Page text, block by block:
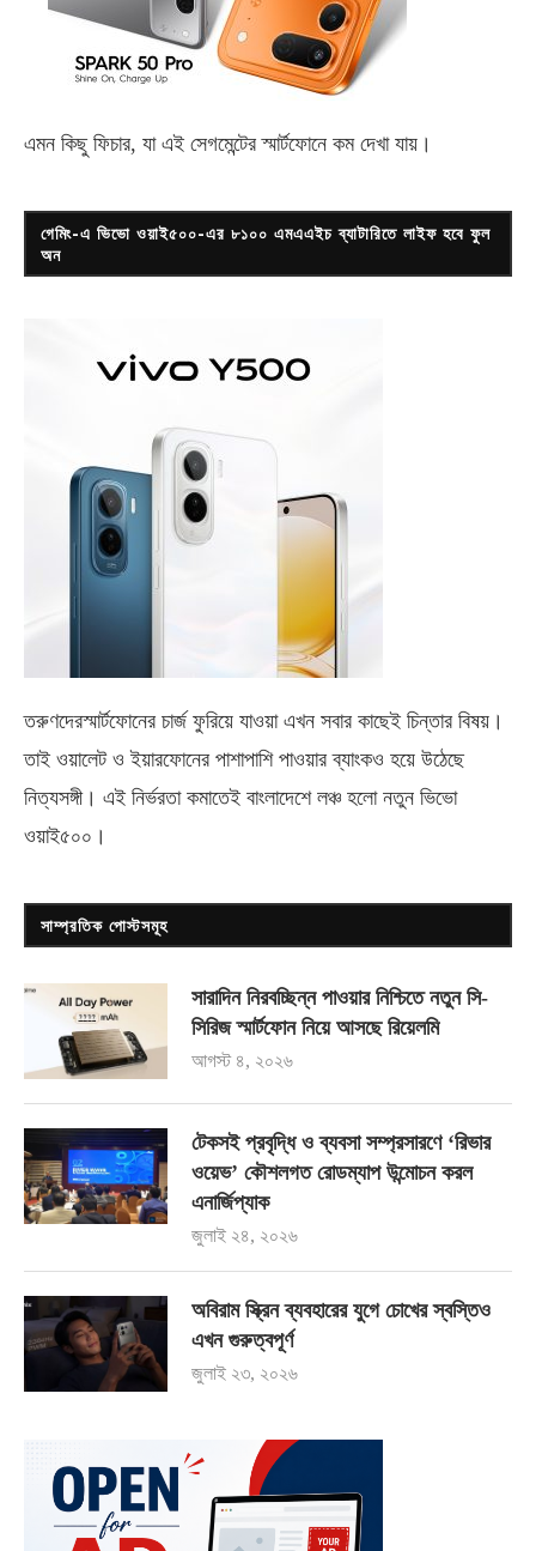
এমন কিছু ফিচার, যা এই সেগমেন্টের স্মার্টফোনে কম দেখা যায়।
গেমিং-এ ভিভো ওয়াই৫০০-এর ৮১০০ এমএএইচ ব্যাটারিতে লাইফ হবে ফুল
অন
তরুণদেরস্মার্টফোনের চার্জ ফুরিয়ে যাওয়া এখন সবার কাছেই চিন্তার বিষয়।
তাই ওয়ালেট ও ইয়ারফোনের পাশাপাশি পাওয়ার ব্যাংকও হয়ে উঠেছে
নিত্যসঙ্গী। এই নির্ভরতা কমাতেই বাংলাদেশে লঞ্চ হলো নতুন ভিভো
ওয়াই৫০০ ।
সাম্প্রতিক পোস্টসমূহ
সারাদিন নিরবচ্ছিন্ন পাওয়ার নিশ্চিতে নতুন সি-
সিরিজ স্মার্টফোন নিয়ে আসছে রিয়েলমি
আগস্ট ৪, ২০২৬
টেকসই প্রবৃদ্ধি ও ব্যবসা সম্প্রসারণে ‘রিভার
ওয়েভ’ কৌশলগত রোডম্যাপ উন্মোচন করল
এনার্জিপ্যাক
জুলাই ২৪, ২০২৬
অবিরাম স্ক্রিন ব্যবহারের যুগে চোখের স্বস্তিও
এখন গুরুত্বপূর্ণ
জুলাই ২৩, ২০২৬